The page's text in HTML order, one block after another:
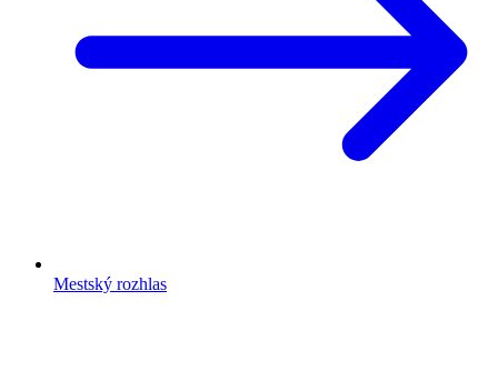
Mestský rozhlas